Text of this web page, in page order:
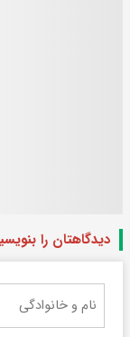
دیدگاهتان را